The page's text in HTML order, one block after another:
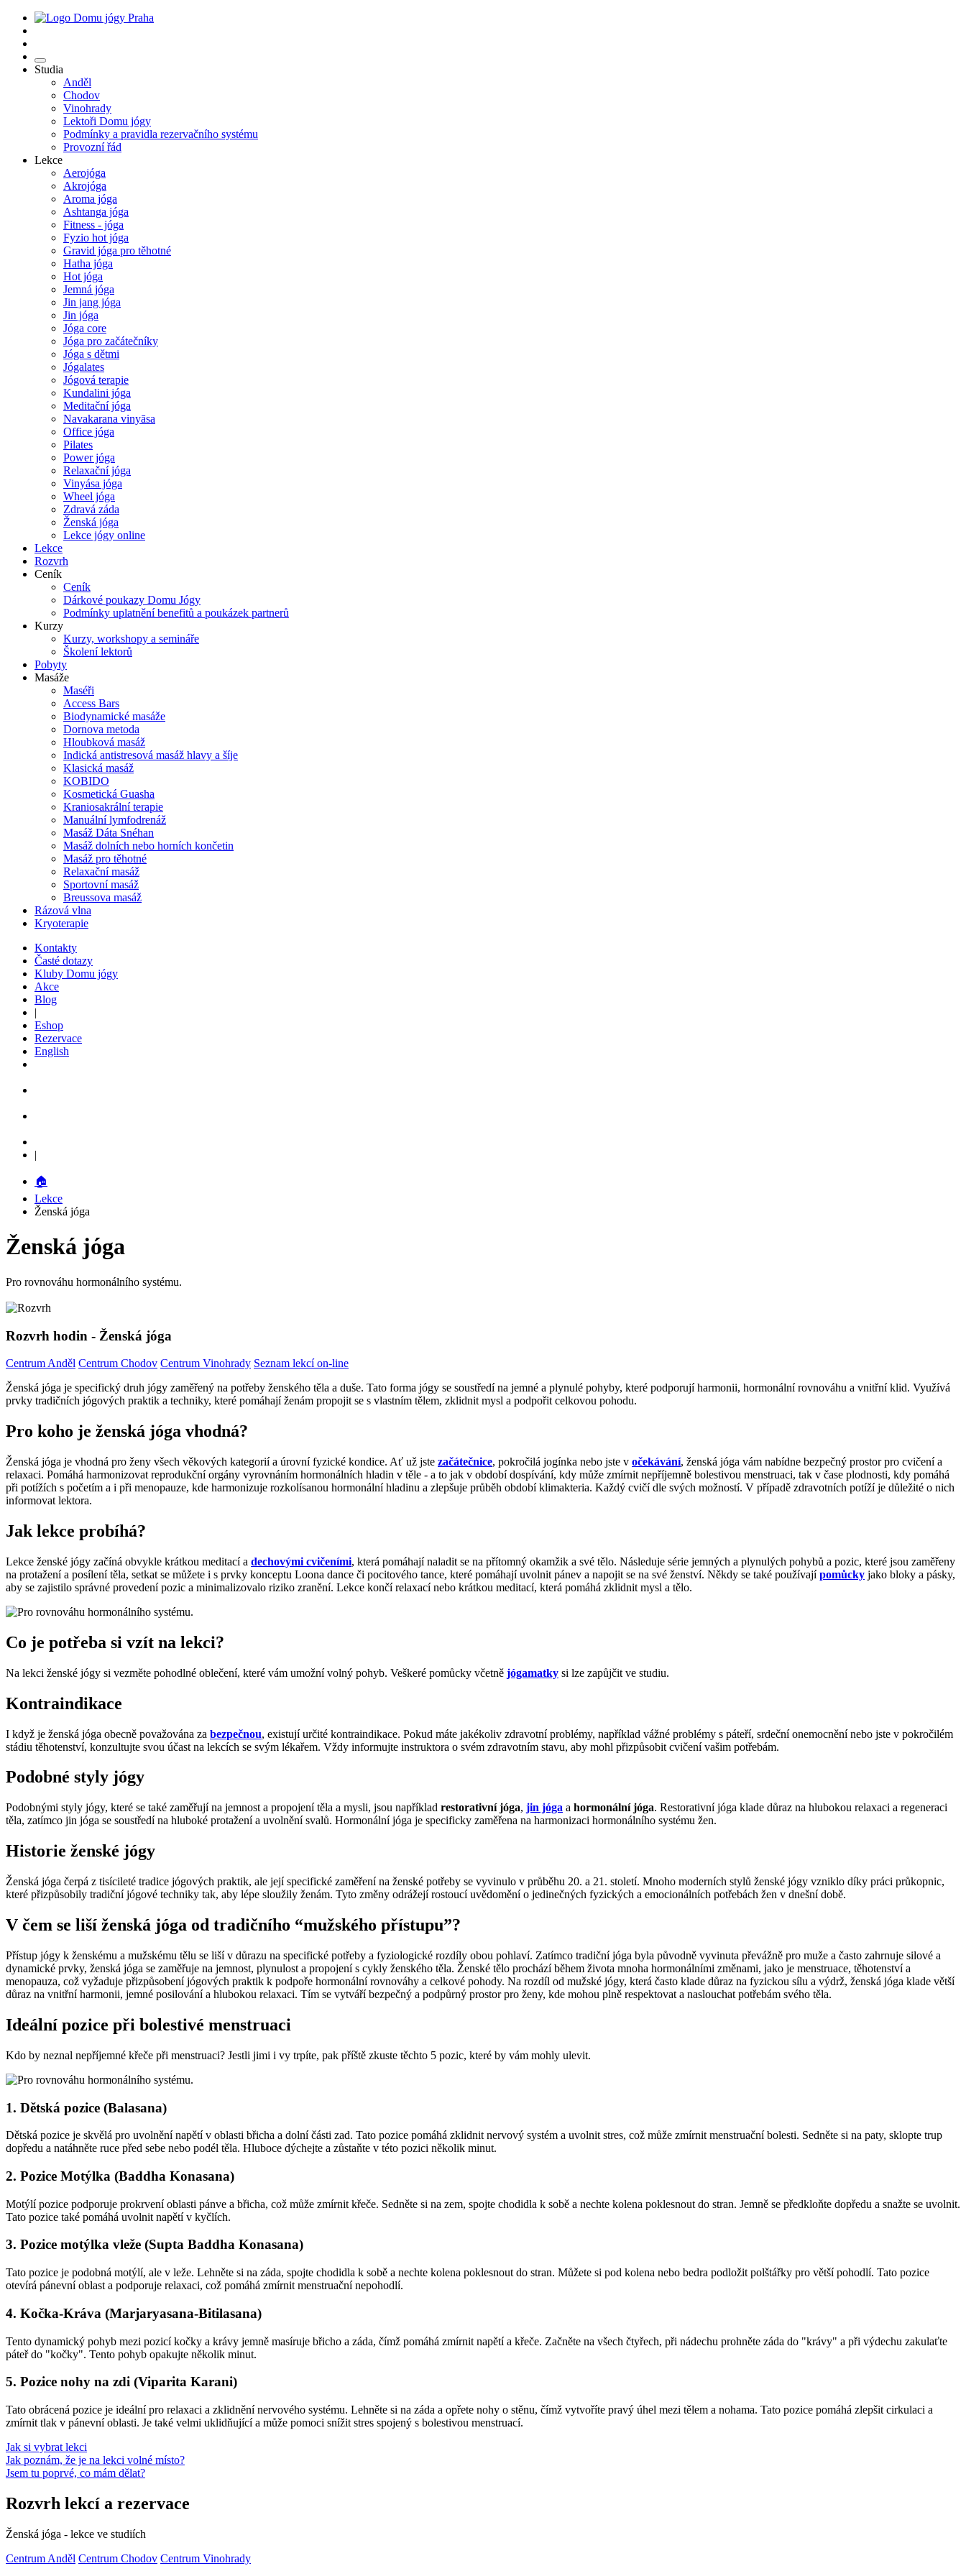
Studia
Anděl
Chodov
Vinohrady
Lektoři Domu jógy
Podmínky a pravidla rezervačního systému
Provozní řád
Lekce
Aerojóga
Akrojóga
Aroma jóga
Ashtanga jóga
Fitness - jóga
Fyzio hot jóga
Gravid jóga pro těhotné
Hatha jóga
Hot jóga
Jemná jóga
Jin jang jóga
Jin jóga
Jóga core
Jóga pro začátečníky
Jóga s dětmi
Jógalates
Jógová terapie
Kundalini jóga
Meditační jóga
Navakarana vinyāsa
Office jóga
Pilates
Power jóga
Relaxační jóga
Vinyása jóga
Wheel jóga
Zdravá záda
Ženská jóga
Lekce jógy online
Lekce
Rozvrh
Ceník
Ceník
Dárkové poukazy Domu Jógy
Podmínky uplatnění benefitů a poukázek partnerů
Kurzy
Kurzy, workshopy a semináře
Školení lektorů
Pobyty
Masáže
Maséři
Access Bars
Biodynamické masáže
Dornova metoda
Hloubková masáž
Indická antistresová masáž hlavy a šíje
Klasická masáž
KOBIDO
Kosmetická Guasha
Kraniosakrální terapie
Manuální lymfodrenáž
Masáž Dáta Snéhan
Masáž dolních nebo horních končetin
Masáž pro těhotné
Relaxační masáž
Sportovní masáž
Breussova masáž
Rázová vlna
Kryoterapie
Kontakty
Časté dotazy
Kluby Domu jógy
Akce
Blog
|
Eshop
Rezervace
English
|
🏠
Lekce
Ženská jóga
Ženská jóga
Pro rovnováhu hormonálního systému.
Rozvrh hodin - Ženská jóga
Centrum Anděl Centrum Chodov Centrum Vinohrady Seznam lekcí on-line
Ženská jóga je specifický druh jógy zaměřený na potřeby ženského těla a duše. Tato forma jógy se soustředí na jemné a plynulé pohyby, které podporují harmonii, hormonální rovnováhu a vnitřní klid. Využívá
prvky tradičních jógových praktik a techniky, které pomáhají ženám propojit se s vlastním tělem, zklidnit mysl a podpořit celkovou pohodu.
Pro koho je ženská jóga vhodná?
Ženská jóga je vhodná pro ženy všech věkových kategorií a úrovní fyzické kondice. Ať už jste začátečnice, pokročilá jogínka nebo jste v očekávání, ženská jóga vám nabídne bezpečný prostor pro cvičení a
relaxaci. Pomáhá harmonizovat reprodukční orgány vyrovnáním hormonálních hladin v těle - a to jak v období dospívání, kdy může zmírnit nepříjemně bolestivou menstruaci, tak v čase plodnosti, kdy pomáhá
při potížích s početím a i při menopauze, kde harmonizuje rozkolísanou hormonální hladinu a zlepšuje průběh období klimakteria. Každý cvičí dle svých možností. V případě zdravotních potíží je důležité o nich
informovat lektora.
Jak lekce probíhá?
Lekce ženské jógy začíná obvykle krátkou meditací a dechovými cvičeními, která pomáhají naladit se na přítomný okamžik a své tělo. Následuje série jemných a plynulých pohybů a pozic, které jsou zaměřeny
na protažení a posílení těla, setkat se můžete i s prvky konceptu Loona dance či pocitového tance, které pomáhají uvolnit pánev a napojit se na své ženství. Někdy se také používajípomůcky jako bloky a pásky,
aby se zajistilo správné provedení pozic a minimalizovalo riziko zranění. Lekce končí relaxací nebo krátkou meditací, která pomáhá zklidnit mysl a tělo.
Co je potřeba si vzít na lekci?
Na lekci ženské jógy si vezměte pohodlné oblečení, které vám umožní volný pohyb. Veškeré pomůcky včetně jógamatky si lze zapůjčit ve studiu.
Kontraindikace
I když je ženská jóga obecně považována za bezpečnou, existují určité kontraindikace. Pokud máte jakékoliv zdravotní problémy, například vážné problémy s páteří, srdeční onemocnění nebo jste v pokročilém
stádiu těhotenství, konzultujte svou účast na lekcích se svým lékařem. Vždy informujte instruktora o svém zdravotním stavu, aby mohl přizpůsobit cvičení vašim potřebám.
Podobné styly jógy
Podobnými styly jógy, které se také zaměřují na jemnost a propojení těla a mysli, jsou například restorativní jóga, jin jóga a hormonální jóga. Restorativní jóga klade důraz na hlubokou relaxaci a regeneraci
těla, zatímco jin jóga se soustředí na hluboké protažení a uvolnění svalů. Hormonální jóga je specificky zaměřena na harmonizaci hormonálního systému žen.
Historie ženské jógy
Ženská jóga čerpá z tisícileté tradice jógových praktik, ale její specifické zaměření na ženské potřeby se vyvinulo v průběhu 20. a 21. století. Mnoho moderních stylů ženské jógy vzniklo díky práci průkopnic,
které přizpůsobily tradiční jógové techniky tak, aby lépe sloužily ženám. Tyto změny odrážejí rostoucí uvědomění o jedinečných fyzických a emocionálních potřebách žen v dnešní době.
V čem se liší ženská jóga od tradičního “mužského přístupu”?
Přístup jógy k ženskému a mužskému tělu se liší v důrazu na specifické potřeby a fyziologické rozdíly obou pohlaví. Zatímco tradiční jóga byla původně vyvinuta převážně pro muže a často zahrnuje silové a
dynamické prvky, ženská jóga se zaměřuje na jemnost, plynulost a propojení s cykly ženského těla. Ženské tělo prochází během života mnoha hormonálními změnami, jako je menstruace, těhotenství a
menopauza, což vyžaduje přizpůsobení jógových praktik k podpoře hormonální rovnováhy a celkové pohody. Na rozdíl od mužské jógy, která často klade důraz na fyzickou sílu a výdrž, ženská jóga klade větší
důraz na vnitřní harmonii, jemné posilování a hlubokou relaxaci. Tím se vytváří bezpečný a podpůrný prostor pro ženy, kde mohou plně respektovat a naslouchat potřebám svého těla.
Ideální pozice při bolestivé menstruaci
Kdo by neznal nepříjemné křeče při menstruaci? Jestli jimi i vy trpíte, pak příště zkuste těchto 5 pozic, které by vám mohly ulevit.
1. Dětská pozice (Balasana)
Dětská pozice je skvělá pro uvolnění napětí v oblasti břicha a dolní části zad. Tato pozice pomáhá zklidnit nervový systém a uvolnit stres, což může zmírnit menstruační bolesti. Sedněte si na paty, sklopte trup
dopředu a natáhněte ruce před sebe nebo podél těla. Hluboce dýchejte a zůstaňte v této pozici několik minut.
2. Pozice Motýlka (Baddha Konasana)
Motýlí pozice podporuje prokrvení oblasti pánve a břicha, což může zmírnit křeče. Sedněte si na zem, spojte chodidla k sobě a nechte kolena poklesnout do stran. Jemně se předkloňte dopředu a snažte se uvolnit.
Tato pozice také pomáhá uvolnit napětí v kyčlích.
3. Pozice motýlka vleže (Supta Baddha Konasana)
Tato pozice je podobná motýlí, ale v leže. Lehněte si na záda, spojte chodidla k sobě a nechte kolena poklesnout do stran. Můžete si pod kolena nebo bedra podložit polštářky pro větší pohodlí. Tato pozice
otevírá pánevní oblast a podporuje relaxaci, což pomáhá zmírnit menstruační nepohodlí.
4. Kočka-Kráva (Marjaryasana-Bitilasana)
Tento dynamický pohyb mezi pozicí kočky a krávy jemně masíruje břicho a záda, čímž pomáhá zmírnit napětí a křeče. Začněte na všech čtyřech, při nádechu prohněte záda do "krávy" a při výdechu zakulaťte
páteř do "kočky". Tento pohyb opakujte několik minut.
5. Pozice nohy na zdi (Viparita Karani)
Tato obrácená pozice je ideální pro relaxaci a zklidnění nervového systému. Lehněte si na záda a opřete nohy o stěnu, čímž vytvoříte pravý úhel mezi tělem a nohama. Tato pozice pomáhá zlepšit cirkulaci a
zmírnit tlak v pánevní oblasti. Je také velmi uklidňující a může pomoci snížit stres spojený s bolestivou menstruací.
Jak si vybrat lekci
Jak poznám, že je na lekci volné místo?
Jsem tu poprvé, co mám dělat?
Rozvrh lekcí a rezervace
Ženská jóga - lekce ve studiích
Centrum Anděl Centrum Chodov Centrum Vinohrady